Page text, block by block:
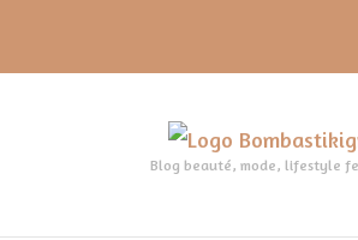
Blog beauté, mode, lifestyle